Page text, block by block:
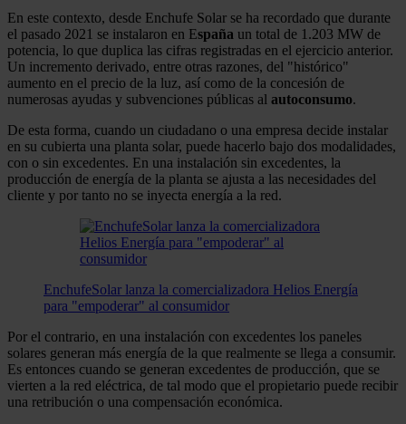
En este contexto, desde Enchufe Solar se ha recordado que durante
el pasado 2021 se instalaron en España un total de 1.203 MW de
potencia, lo que duplica las cifras registradas en el ejercicio anterior.
Un incremento derivado, entre otras razones, del "histórico"
aumento en el precio de la luz, así como de la concesión de
numerosas ayudas y subvenciones públicas al autoconsumo.
De esta forma, cuando un ciudadano o una empresa decide instalar
en su cubierta una planta solar, puede hacerlo bajo dos modalidades,
con o sin excedentes. En una instalación sin excedentes, la
producción de energía de la planta se ajusta a las necesidades del
cliente y por tanto no se inyecta energía a la red.
EnchufeSolar lanza la comercializadora Helios Energía
para "empoderar" al consumidor
Por el contrario, en una instalación con excedentes los paneles
solares generan más energía de la que realmente se llega a consumir.
Es entonces cuando se generan excedentes de producción, que se
vierten a la red eléctrica, de tal modo que el propietario puede recibir
una retribución o una compensación económica.